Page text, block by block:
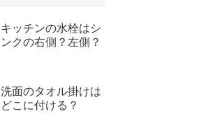
キッチンの水栓はシ
ンクの右側？左側？
洗面のタオル掛けは
どこに付ける？